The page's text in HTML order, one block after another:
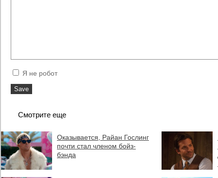
Я не робот
Смотрите еще
Оказывается, Райан Гослинг
почти стал членом бойз-
бэнда